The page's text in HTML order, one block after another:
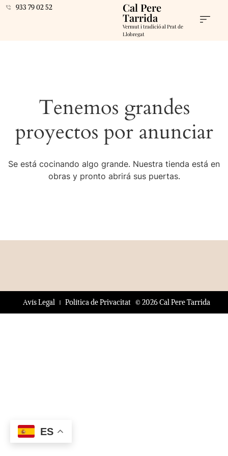
933 79 02 52 Cal Pere
Tarrida
Vermut i tradició al Prat de
Llobregat
Tenemos grandes
proyectos por anunciar
Se está cocinando algo grande. Nuestra tienda está en
obras y pronto abrirá sus puertas.
© 2026 Cal Pere Tarrida
Avís Legal Política de Privacitat
ES